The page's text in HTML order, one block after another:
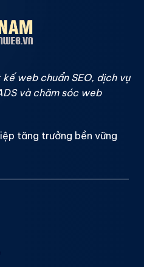
web chuẩn SEO, dịch vụ
và chăm sóc web
tăng trưởng bền vững